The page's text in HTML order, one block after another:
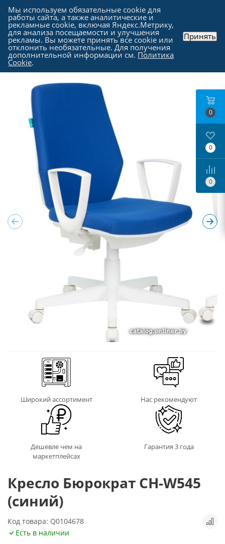
Каталог - Офисная техника в Москве
-
Офисные и игровые кресла в Москве
Широкий ассортимент Нас рекомендуют
Дешевле чем на
маркетплейсах
Гарантия 3 года
Кресло Бюрократ CH-W545
(синий)
Код товара: Q0104678
Есть в наличии
0
0
0
Мы используем обязательные cookie для
работы сайта, а также аналитические и
рекламные cookie, включая Яндекс.Метрику,
для анализа посещаемости и улучшения
рекламы. Вы можете принять все cookie или
отклонить необязательные. Для получения
дополнительной информации см. Политика
Cookie.
Принять